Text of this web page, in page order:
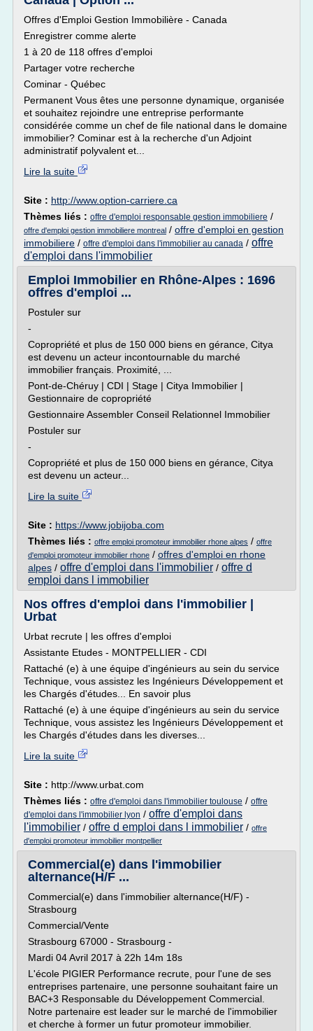
Offres d'Emploi Gestion Immobilière - Canada
Enregistrer comme alerte
1 à 20 de 118 offres d'emploi
Partager votre recherche
Cominar - Québec
Permanent Vous êtes une personne dynamique, organisée
et souhaitez rejoindre une entreprise performante
considérée comme un chef de file national dans le domaine
immobilier? Cominar est à la recherche d'un Adjoint
administratif polyvalent et...
Lire la suite
Site : http://www.option-carriere.ca
Thèmes liés : offre d'emploi responsable gestion immobiliere /
offre d'emploi gestion immobiliere montreal / offre d'emploi en gestion
immobiliere / offre d'emploi dans l'immobilier au canada / offre
d'emploi dans l'immobilier
Emploi Immobilier en Rhône-Alpes : 1696
offres d'emploi ...
Postuler sur
-
Copropriété et plus de 150 000 biens en gérance, Citya
est devenu un acteur incontournable du marché
immobilier français. Proximité, ...
Pont-de-Chéruy | CDI | Stage | Citya Immobilier |
Gestionnaire de copropriété
Gestionnaire Assembler Conseil Relationnel Immobilier
Postuler sur
-
Copropriété et plus de 150 000 biens en gérance, Citya
est devenu un acteur...
Lire la suite
Site : https://www.jobijoba.com
Thèmes liés : offre emploi promoteur immobilier rhone alpes / offre
d'emploi promoteur immobilier rhone / offres d'emploi en rhone
alpes / offre d'emploi dans l'immobilier / offre d
emploi dans l immobilier
Nos offres d'emploi dans l'immobilier |
Urbat
Urbat recrute | les offres d'emploi
Assistante Etudes - MONTPELLIER - CDI
Rattaché (e) à une équipe d'ingénieurs au sein du service
Technique, vous assistez les Ingénieurs Développement et
les Chargés d'études... En savoir plus
Rattaché (e) à une équipe d'ingénieurs au sein du service
Technique, vous assistez les Ingénieurs Développement et
les Chargés d'études dans les diverses...
Lire la suite
Site : http://www.urbat.com
Thèmes liés : offre d'emploi dans l'immobilier toulouse / offre
d'emploi dans l'immobilier lyon / offre d'emploi dans
l'immobilier / offre d emploi dans l immobilier / offre
d'emploi promoteur immobilier montpellier
Commercial(e) dans l'immobilier
alternance(H/F ...
Commercial(e) dans l'immobilier alternance(H/F) -
Strasbourg
Commercial/Vente
Strasbourg 67000 - Strasbourg -
Mardi 04 Avril 2017 à 22h 14m 18s
L'école PIGIER Performance recrute, pour l'une de ses
entreprises partenaire, une personne souhaitant faire un
BAC+3 Responsable du Développement Commercial.
Notre partenaire est leader sur le marché de l'immobilier
et cherche à former un futur promoteur immobilier.